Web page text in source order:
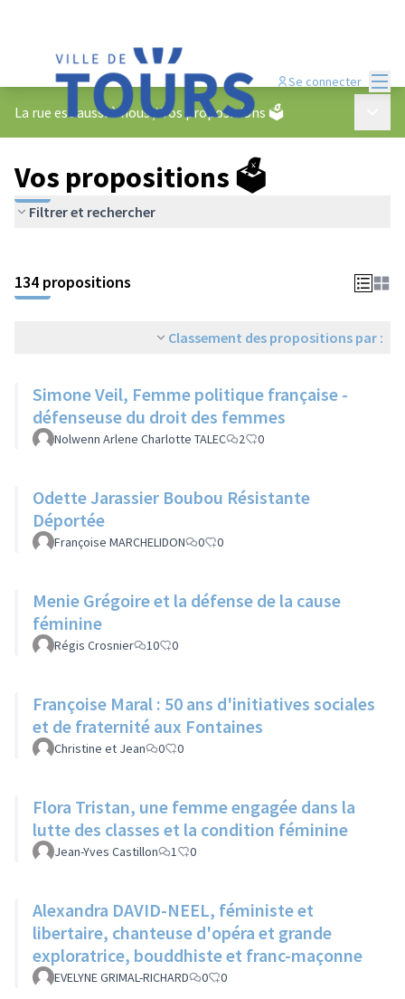
Se connecter
La rue est aussi à nous/Vos propositions 🗳️
Vos propositions 🗳️
Filtrer et rechercher
134 propositions
Classement des propositions par :
Simone Veil, Femme politique française -
défenseuse du droit des femmes
Nolwenn Arlene Charlotte TALEC 2 0
Odette Jarassier Boubou Résistante
Déportée
Françoise MARCHELIDON 0 0
Menie Grégoire et la défense de la cause
féminine
Régis Crosnier 10 0
Françoise Maral : 50 ans d'initiatives sociales
et de fraternité aux Fontaines
Christine et Jean 0 0
Flora Tristan, une femme engagée dans la
lutte des classes et la condition féminine
Jean-Yves Castillon 1 0
Alexandra DAVID-NEEL, féministe et
libertaire, chanteuse d'opéra et grande
exploratrice, bouddhiste et franc-maçonne
EVELYNE GRIMAL-RICHARD 0 0